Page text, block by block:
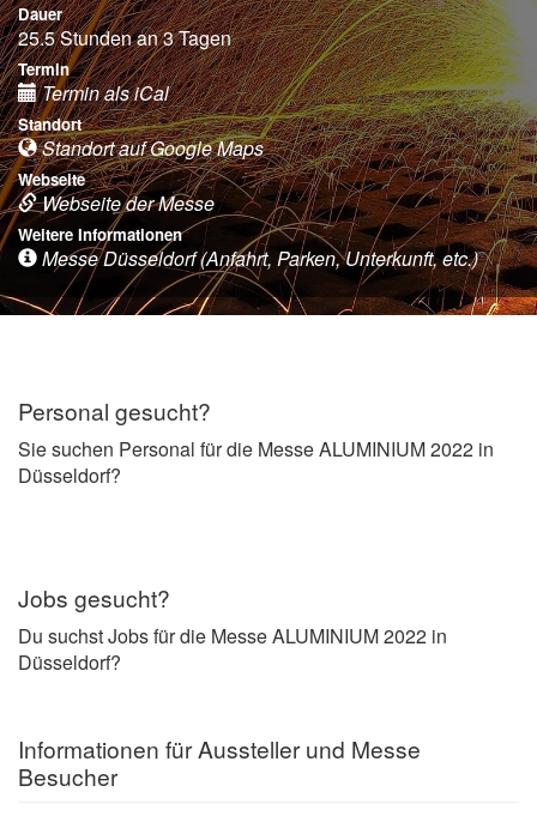
Dauer
25.5 Stunden an 3 Tagen
Termin
Termin als iCal
Standort
Standort auf Google Maps
Webseite
Webseite der Messe
Weitere Informationen
Messe Düsseldorf (Anfahrt, Parken, Unterkunft, etc.)
Personal gesucht?
Sie suchen Personal für die Messe ALUMINIUM 2022 in
Düsseldorf?
Jobs gesucht?
Du suchst Jobs für die Messe ALUMINIUM 2022 in
Düsseldorf?
Informationen für Aussteller und Messe
Besucher